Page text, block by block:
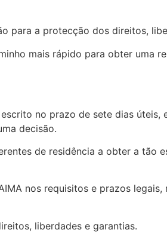
para a protecção dos direitos,
mais rápido para obter uma
no prazo de sete dias úteis,
decisão.
de residência a obter a tão
nos requisitos e prazos
liberdades e garantias.